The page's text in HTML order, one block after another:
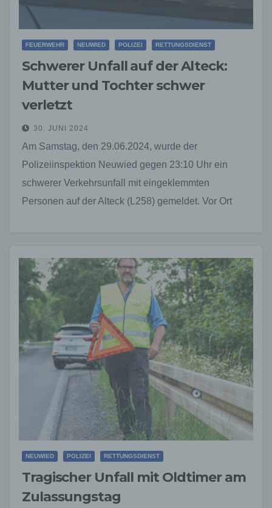
FEUERWEHR NEUWIED POLIZEI RETTUNGSDIENST
Schwerer Unfall auf der Alteck:
Mutter und Tochter schwer
verletzt
30. JUNI 2024
Am Samstag, den 29.06.2024, wurde der
Polizeiinspektion Neuwied gegen 23:10 Uhr ein
schwerer Verkehrsunfall mit eingeklemmten
Personen auf der Alteck (L258) gemeldet. Vor Ort
NEUWIED POLIZEI RETTUNGSDIENST
Tragischer Unfall mit Oldtimer am
Zulassungstag